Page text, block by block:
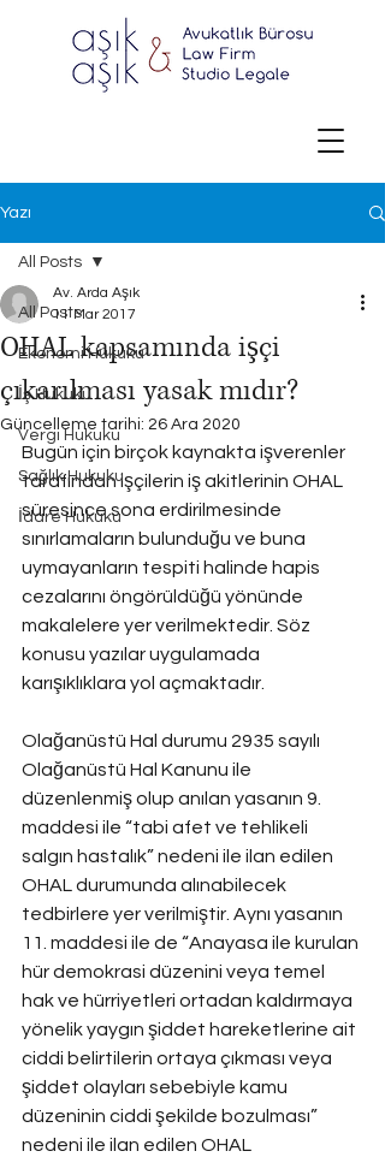
Yazı
All Posts
Ekonomi Hukuku
İş Hukuku
Vergi Hukuku
Sağlık Hukuku
İdare Hukuku
All Posts
OHAL kapsamında işçi
çıkarılması yasak mıdır?
Av. Arda Aşık
11 Mar 2017
Güncelleme tarihi: 26 Ara 2020
Bugün için birçok kaynakta işverenler
tarafından işçilerin iş akitlerinin OHAL
süresince sona erdirilmesinde
sınırlamaların bulunduğu ve buna
uymayanların tespiti halinde hapis
cezalarını öngörüldüğü yönünde
makalelere yer verilmektedir. Söz
konusu yazılar uygulamada
karışıklıklara yol açmaktadır.
Olağanüstü Hal durumu 2935 sayılı
Olağanüstü Hal Kanunu ile
düzenlenmiş olup anılan yasanın 9.
maddesi ile “tabi afet ve tehlikeli
salgın hastalık” nedeni ile ilan edilen
OHAL durumunda alınabilecek
tedbirlere yer verilmiştir. Aynı yasanın
11. maddesi ile de “Anayasa ile kurulan
hür demokrasi düzenini veya temel
hak ve hürriyetleri ortadan kaldırmaya
yönelik yaygın şiddet hareketlerine ait
ciddi belirtilerin ortaya çıkması veya
şiddet olayları sebebiyle kamu
düzeninin ciddi şekilde bozulması”
nedeni ile ilan edilen OHAL